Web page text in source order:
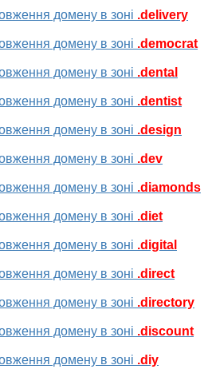
домену в зоні .delivery
домену в зоні .democrat
домену в зоні .dental
домену в зоні .dentist
домену в зоні .design
домену в зоні .dev
домену в зоні .diamonds
домену в зоні .diet
домену в зоні .digital
домену в зоні .direct
домену в зоні .directory
домену в зоні .discount
домену в зоні .diy